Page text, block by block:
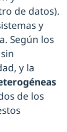
de datos).
y
Según los
y la
de los